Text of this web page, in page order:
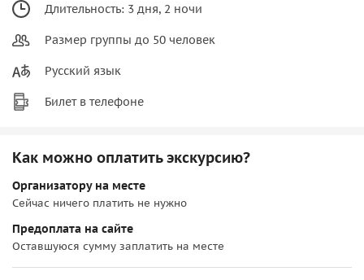
Длительность: 3 дня, 2 ночи
Размер группы до 50 человек
Русский язык
Билет в телефоне
Как можно оплатить экскурсию?
Организатору на месте
Сейчас ничего платить не нужно
Предоплата на сайте
Оставшуюся сумму заплатить на месте